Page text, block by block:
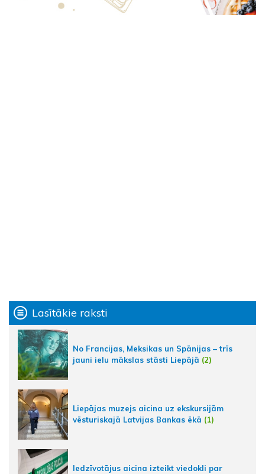
Lasītākie raksti
No Francijas, Meksikas un Spānijas – trīs
jauni ielu mākslas stāsti Liepājā (2)
Liepājas muzejs aicina uz ekskursijām
vēsturiskajā Latvijas Bankas ēkā (1)
Iedzīvotājus aicina izteikt viedokli par